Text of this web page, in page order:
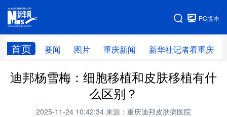
PC版本
首页 要闻 图片 重庆新闻 新华社记者看重庆
网站地图
迪邦杨雪梅：细胞移植和皮肤移植有什
么区别？
2025-11-24 10:42:34 来源：重庆迪邦皮肤病医院